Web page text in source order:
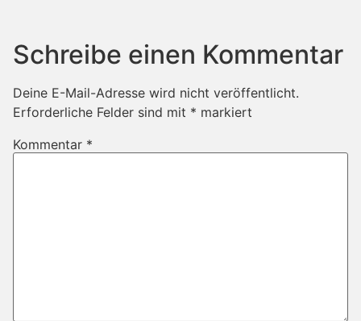
Schreibe einen Kommentar
Deine E-Mail-Adresse wird nicht veröffentlicht.
Erforderliche Felder sind mit * markiert
Kommentar *